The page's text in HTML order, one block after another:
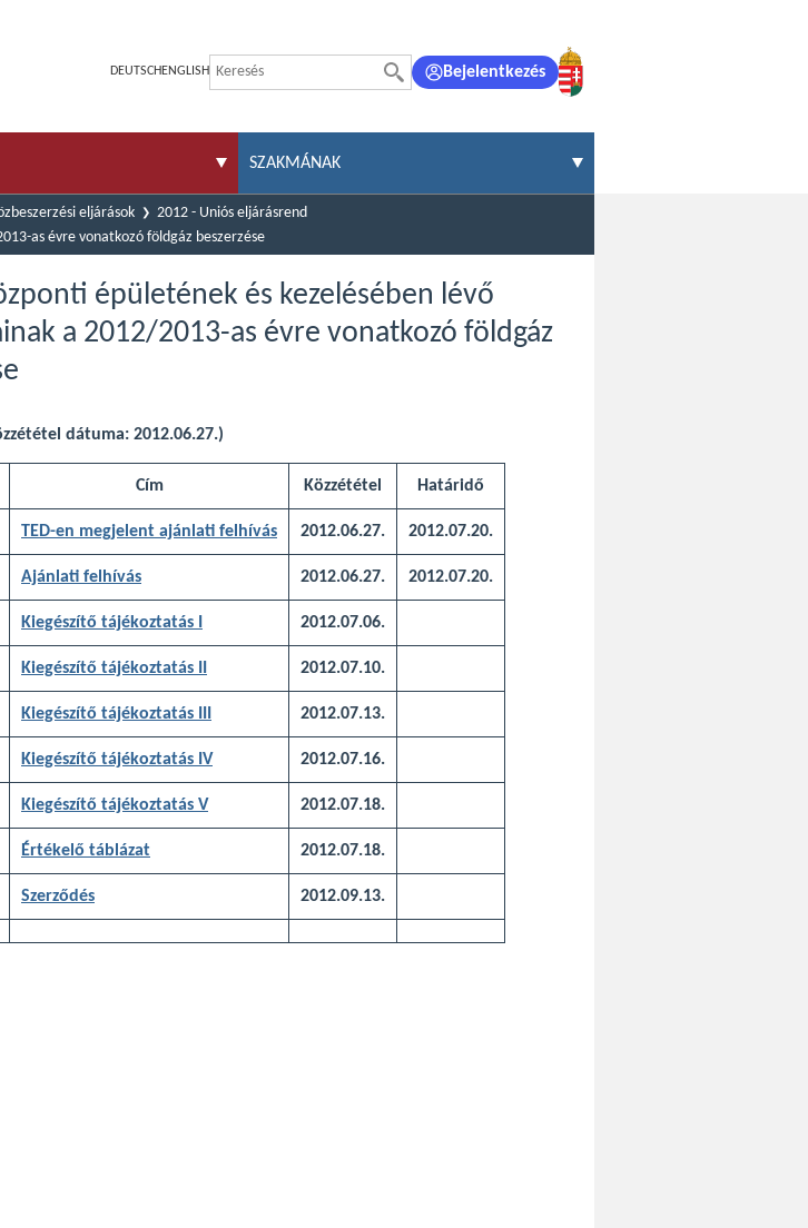
DEUTSCH ENGLISH Bejelentkezés
SZAKMÁNAK
eljárások
2012 - Uniós eljárásrend
as évre vonatkozó földgáz beszerzése
épületének és kezelésében lévő
a 2012/2013-as évre vonatkozó földgáz
dátuma: 2012.06.27.)
Cím Közzététel Határidő
TED-en megjelent ajánlati felhívás 2012.06.27. 2012.07.20.
Ajánlati felhívás 2012.06.27. 2012.07.20.
Kiegészítő tájékoztatás I 2012.07.06.
Kiegészítő tájékoztatás II 2012.07.10.
Kiegészítő tájékoztatás III 2012.07.13.
Kiegészítő tájékoztatás IV 2012.07.16.
Kiegészítő tájékoztatás V 2012.07.18.
Értékelő táblázat 2012.07.18.
Szerződés 2012.09.13.